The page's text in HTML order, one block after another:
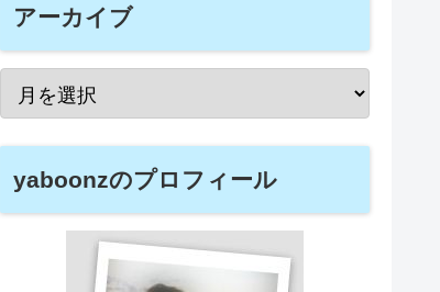
アーカイブ
yaboonzのプロフィール